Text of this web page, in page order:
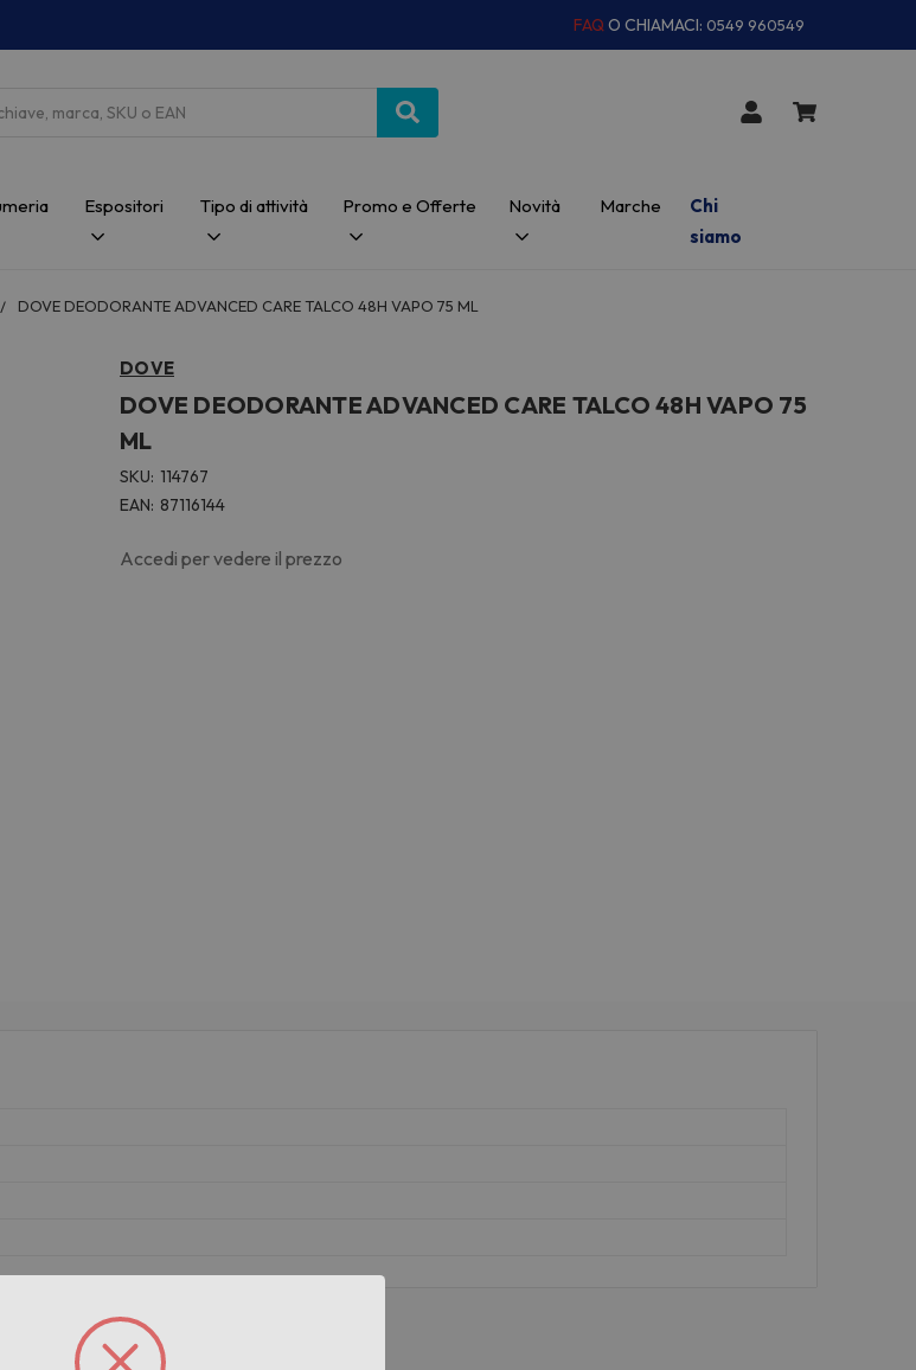
FAQ O CHIAMACI: 0549 960549
Espositori Tipo di attività Promo e Offerte Novità Marche
Chi
siamo
DOVE DEODORANTE ADVANCED CARE TALCO 48H VAPO 75 ML
DOVE
DOVE DEODORANTE ADVANCED CARE TALCO 48H VAPO 75
ML
SKU: 114767
EAN: 87116144
Accedi per vedere il prezzo
Prodotti correlati